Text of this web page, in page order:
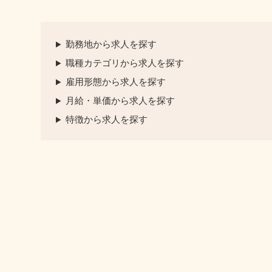
勤務地から求人を探す
職種カテゴリから求人を探す
雇用形態から求人を探す
月給・単価から求人を探す
特徴から求人を探す